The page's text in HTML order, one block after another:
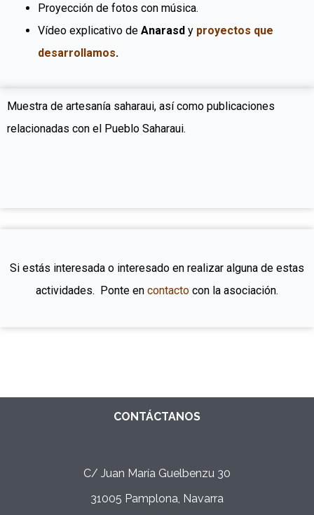
Proyección de fotos con música.
Vídeo explicativo de Anarasd y proyectos que
desarrollamos.
Muestra de artesanía saharaui, así como publicaciones
relacionadas con el Pueblo Saharaui.
Si estás interesada o interesado en realizar alguna de estas
actividades. Ponte en contacto con la asociación.
CONTÁCTANOS
C/ Juan María Guelbenzu 30
31005 Pamplona, Navarra